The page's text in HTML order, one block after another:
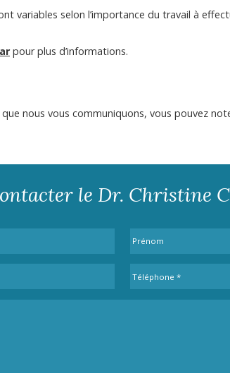
variables selon l’importance du travail à
pour plus d’informations.
nous vous communiquons, vous pouvez
le Dr. Christine